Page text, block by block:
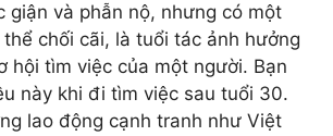
giận và phẫn nộ, nhưng có một
chối cãi, là tuổi tác ảnh hưởng
hội tìm việc của một người. Bạn
này khi đi tìm việc sau tuổi 30.
lao động cạnh tranh như Việt